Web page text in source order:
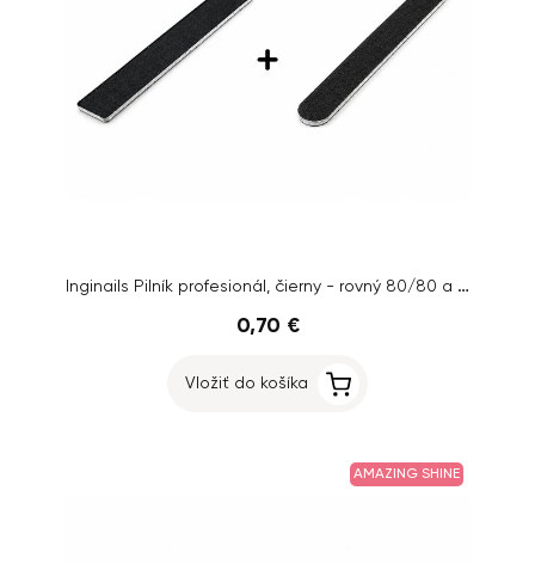
Inginails Pilník profesionál, čierny - rovný 80/80 a obdĺžnik 80/80 - AKCIA 1+1 ZADARMO
0,70 €
Vložiť do košíka
AMAZING SHINE